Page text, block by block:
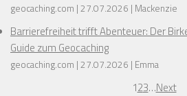
geocaching.com 27.07.2026 Mackenzie
Barrierefreiheit trifft Abenteuer: Der
Guide zum Geocaching
geocaching.com 27.07.2026 Emma
123…Next